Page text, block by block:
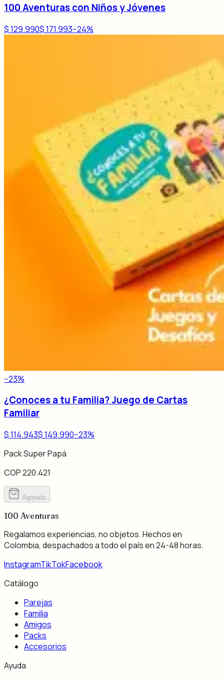
100 Aventuras con Niños y Jóvenes
$ 129.990$ 171.993−24%
−23%
¿Conoces a tu Familia? Juego de Cartas
Familiar
$ 114.943$ 149.990−23%
Pack Super Papá
COP 220.421
Agotado
100 Aventuras
Regalamos experiencias, no objetos. Hechos en
Colombia, despachados a todo el país en 24-48 horas.
InstagramTikTokFacebook
Catálogo
Parejas
Familia
Amigos
Packs
Accesorios
Ayuda